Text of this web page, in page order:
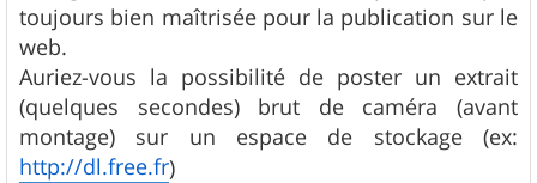
toujours bien maîtrisée pour la publication sur le
web.
Auriez-vous la possibilité de poster un extrait
(quelques secondes) brut de caméra (avant
montage) sur un espace de stockage (ex:
http://dl.free.fr)